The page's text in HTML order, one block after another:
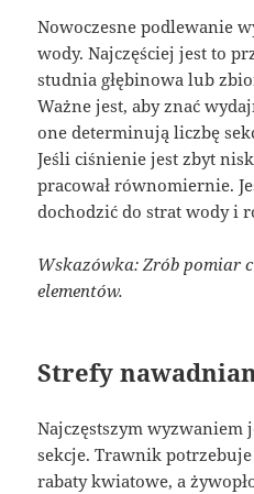
Nowoczesne podlewanie
wody. Najczęściej jest to
studnia głębinowa lub
Ważne jest, aby znać
one determinują liczbę
Jeśli ciśnienie jest zbyt
pracował równomiernie.
dochodzić do strat wody i
Wskazówka: Zrób pomiar
elementów.
Strefy
Najczęstszym wyzwaniem
sekcje. Trawnik
rabaty kwiatowe, a